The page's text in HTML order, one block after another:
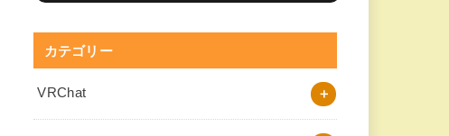
カテゴリー
VRChat